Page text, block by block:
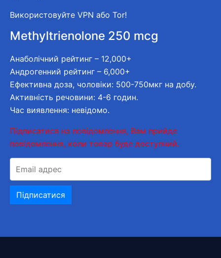
Використовуйте VPN або Tor!
Methyltrienolone 250 mсg
Анаболічний рейтинг – 12,000+
Андрогенний рейтинг – 6,000+
Ефективна доза, чоловіки: 500-750мкг на добу.
Активність речовини: 4-6 годин.
Час виявлення: невідомо.
Підписатися на повідомлення, Вам прийде
повідомлення, коли товар буде доступний.
e
Підписатися